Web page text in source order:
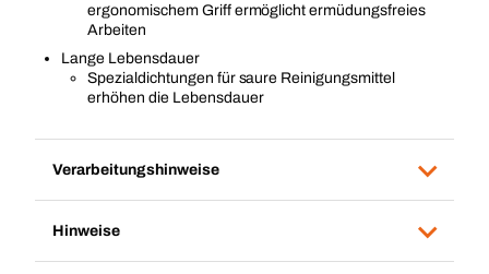
ergonomischem Griff ermöglicht ermüdungsfreies
Arbeiten
Lange Lebensdauer
Spezialdichtungen für saure Reinigungsmittel
erhöhen die Lebensdauer
Verarbeitungshinweise
Hinweise